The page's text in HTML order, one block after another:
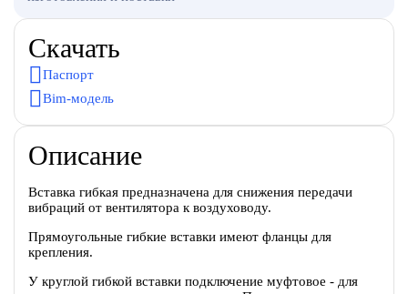
Скачать
Паспорт
Bim-модель
Описание
Вставка гибкая предназначена для снижения передачи
вибраций от вентилятора к воздуховоду.
Прямоугольные гибкие вставки имеют фланцы для
крепления.
У круглой гибкой вставки подключение муфтовое - для